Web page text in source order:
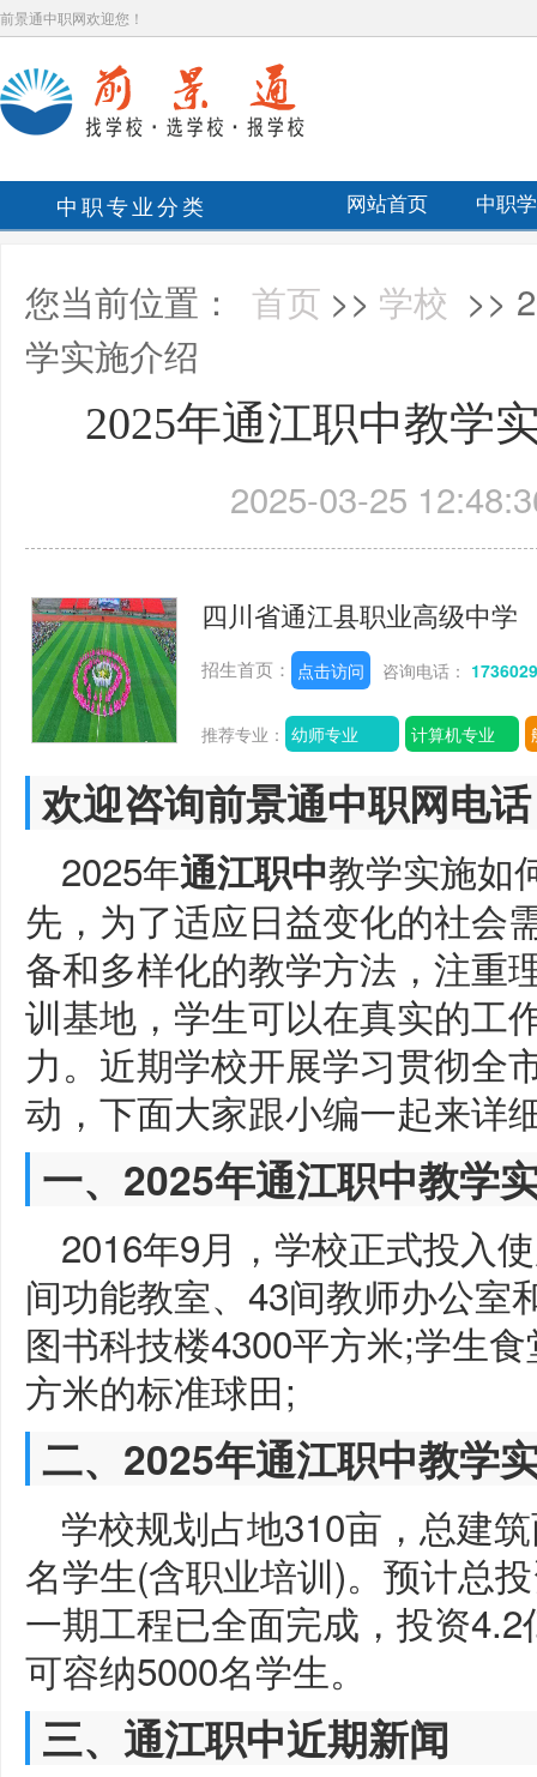
前景通中职网欢迎您！
中职专业分类 网站首页 中职
您当前位置： 首页 >> 学校 >>
学实施介绍
2025年通江职中教学
2025-03-25
四川省通江县职业高级中学
招生首页： 点击访问 咨询电话：
推荐专业： 幼师专业 计算机专业
欢迎咨询前景通中职网电
2025年通江职中教学实施如
先，为了适应日益变化的社会
备和多样化的教学方法，注重
训基地，学生可以在真实的工
力。近期学校开展学习贯彻全
动，下面大家跟小编一起来详
一、2025年通江职中教学
2016年9月，学校正式投入
间功能教室、43间教师办公室
图书科技楼4300平方米;学生
方米的标准球田;
二、2025年通江职中教学
学校规划占地310亩，总建
名学生(含职业培训)。预计总
一期工程已全面完成，投资
可容纳5000名学生。
三、通江职中近期新闻